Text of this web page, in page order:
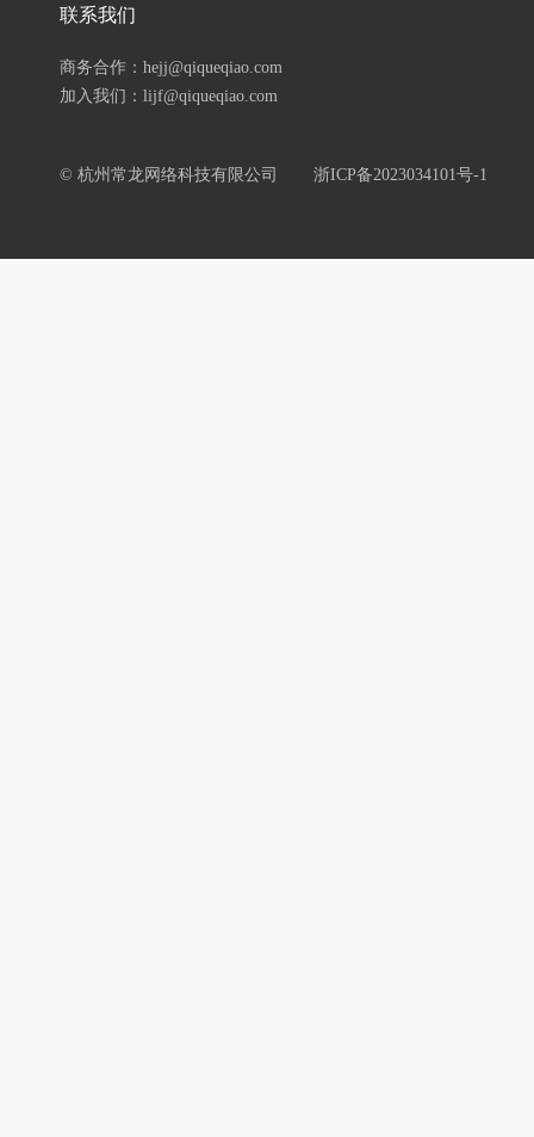
联系我们
商务合作：hejj@qiqueqiao.com
加入我们：lijf@qiqueqiao.com
© 杭州常龙网络科技有限公司 浙ICP备2023034101号-1